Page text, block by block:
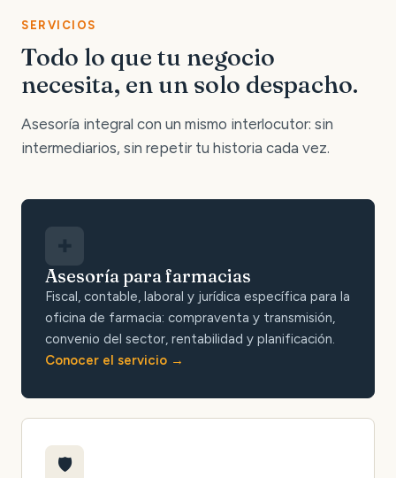
SERVICIOS
Todo lo que tu negocio
necesita, en un solo despacho.
Asesoría integral con un mismo interlocutor: sin
intermediarios, sin repetir tu historia cada vez.
Asesoría para farmacias
Fiscal, contable, laboral y jurídica específica para la
oficina de farmacia: compraventa y transmisión,
convenio del sector, rentabilidad y planificación.
Conocer el servicio
🛡️